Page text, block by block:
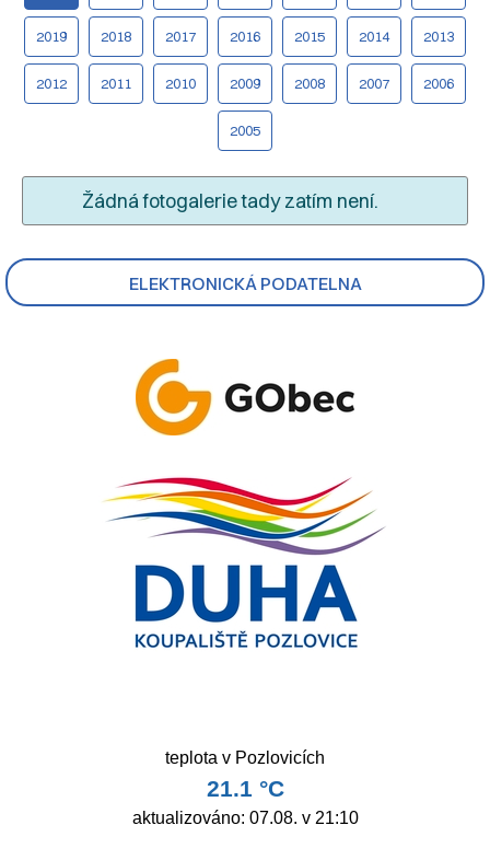
ELEKTRONICKÁ PODATELNA
2019 2018 2017 2016 2015 2014 2013
2012 2011 2010 2009 2008 2007 2006
2005
Žádná fotogalerie tady zatím není.